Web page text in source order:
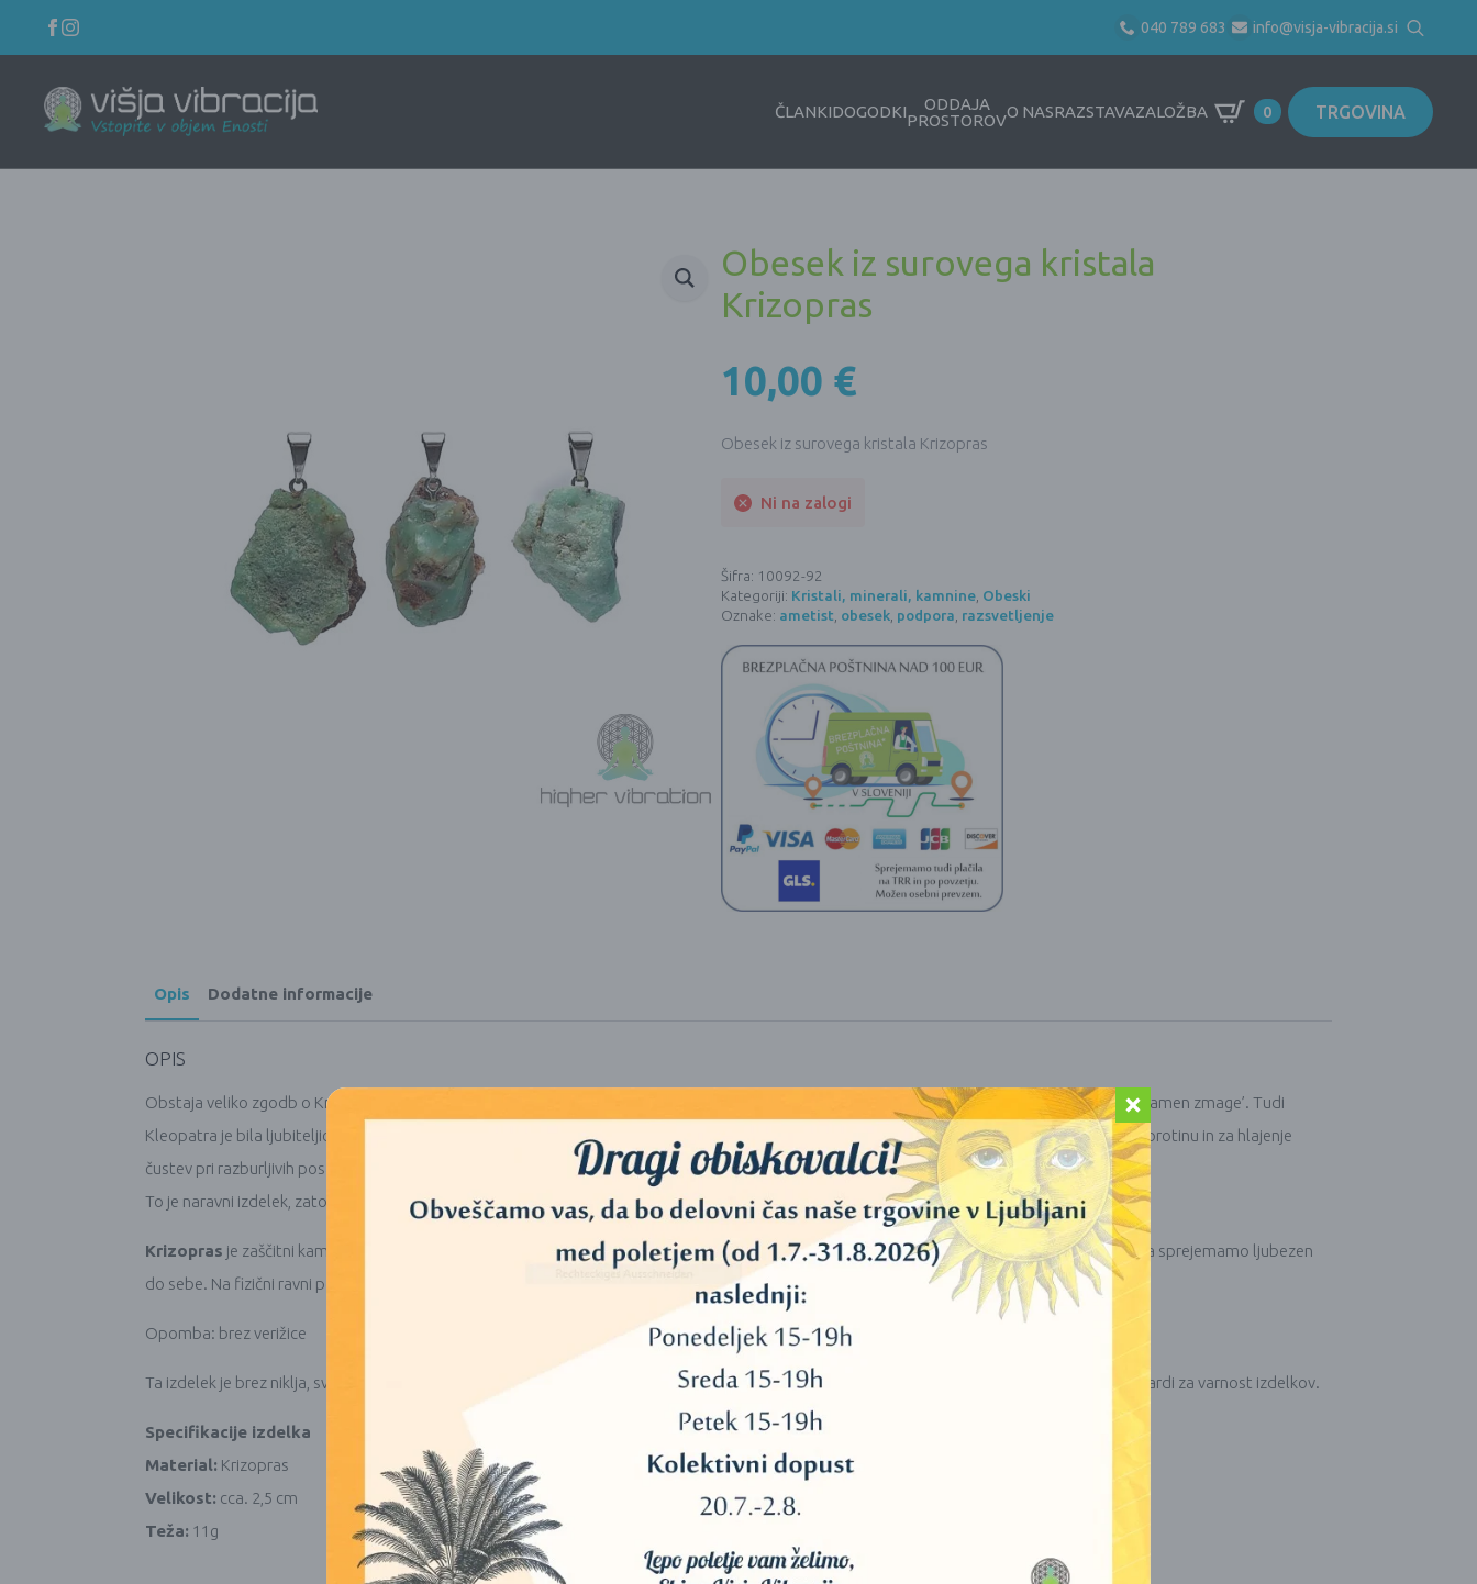
040 789 683 info@visja-vibracija.si
Search
for:
ČLANKIDOGODKI
ODDAJA
PROSTOROVO NASRAZSTAVAZALOŽBA 0 TRGOVINA
Obesek iz surovega kristala
Krizopras
10,00 €
Obesek iz surovega kristala Krizopras
Ni na zalogi
Šifra: 10092-92
Kategoriji: Kristali, minerali, kamnine, Obeski
Oznake: ametist, obesek, podpora, razsvetljenje
Opis Dodatne informacije
OPIS
Obstaja veliko zgodb o Krizoprasu. Aleksander Veliki naj bi osvojil veliko zmag, ko je nosil ta kamen na pasu. Zato je ta kamen dobil vzdevek ‘kamen zmage’. Tudi
Kleopatra je bila ljubiteljica tega kamna, saj naj bi spodbujal mladost. Nemška mistikinja Hildegard von Bingen je krizoprazo uporabljala proti protinu in za hlajenje
čustev pri razburljivih posameznikih. Kamen se še danes uporablja za hlajenje intenzivnih čustev ljubosumja, zavisti, jeze in zlomljenih src.
To je naravni izdelek, zato se lahko barva, oblika in velikost razlikujejo od prikazane slike.
Krizopras je zaščitni kamen, ki še posebej pozitivno vpliva na našo srčno čakro. Uči nas, da ne obsojamo in kritiziramo sebe in drugih pač pa da sprejemamo ljubezen
do sebe. Na fizični ravni pomaga pri težavah s srcem, povečuje plodnost ter uravnava hormone.
Opomba: brez verižice
Ta izdelek je brez niklja, svinca in kadmija; kar pomeni, da taki elementi niso prisotni ali so v omejenih količinah, ki jih dovoljujejo evropski standardi za varnost izdelkov.
Specifikacije izdelka
Material: Krizopras
Velikost: cca. 2,5 cm
Teža: 11g